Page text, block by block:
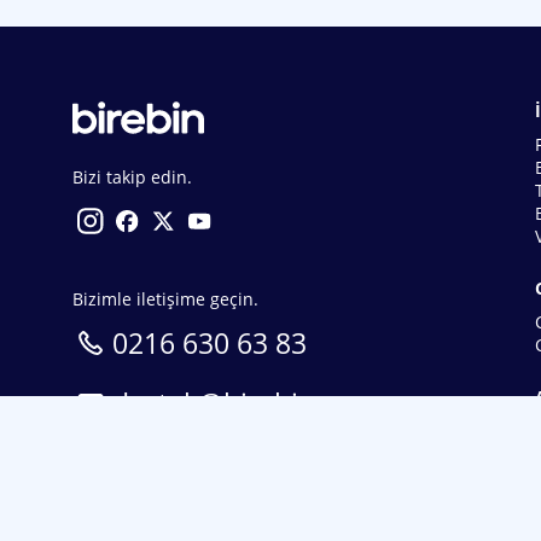
Bizi takip edin.
Bizimle iletişime geçin.
0216 630 63 83
destek@birebin.com